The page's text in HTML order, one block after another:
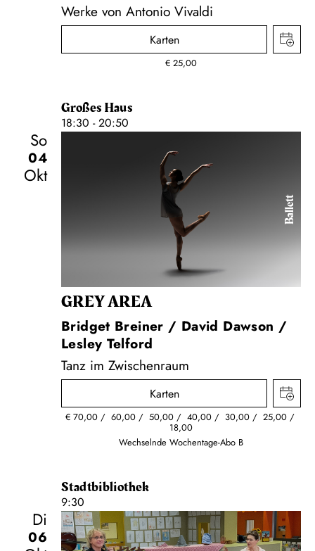
Werke von Antonio Vivaldi
Karten
€ 25,00
Großes Haus
18:30 - 20:50
So
04
Okt
Ballett
GREY AREA
Bridget Breiner / David Dawson /
Lesley Telford
Tanz im Zwischenraum
Karten
€ 70,00 60,00 50,00 40,00 30,00 25,00
18,00
Wechselnde Wochentage-Abo B
Stadtbibliothek
9:30
Di
06